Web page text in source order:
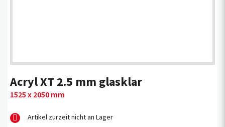
Acryl XT 2.5 mm glasklar
1525 x 2050 mm
Artikel zurzeit nicht an Lager